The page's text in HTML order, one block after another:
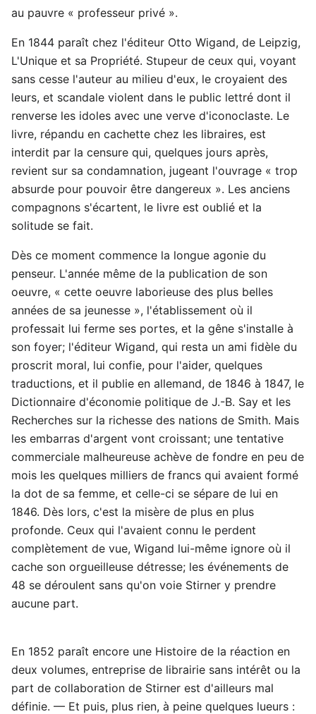
au pauvre « professeur privé ».
En 1844 paraît chez l'éditeur Otto Wigand, de Leipzig,
L'Unique et sa Propriété. Stupeur de ceux qui, voyant
sans cesse l'auteur au milieu d'eux, le croyaient des
leurs, et scandale violent dans le public lettré dont il
renverse les idoles avec une verve d'iconoclaste. Le
livre, répandu en cachette chez les libraires, est
interdit par la censure qui, quelques jours après,
revient sur sa condamnation, jugeant l'ouvrage « trop
absurde pour pouvoir être dangereux ». Les anciens
compagnons s'écartent, le livre est oublié et la
solitude se fait.
Dès ce moment commence la longue agonie du
penseur. L'année même de la publication de son
oeuvre, « cette oeuvre laborieuse des plus belles
années de sa jeunesse », l'établissement où il
professait lui ferme ses portes, et la gêne s'installe à
son foyer; l'éditeur Wigand, qui resta un ami fidèle du
proscrit moral, lui confie, pour l'aider, quelques
traductions, et il publie en allemand, de 1846 à 1847, le
Dictionnaire d'économie politique de J.-B. Say et les
Recherches sur la richesse des nations de Smith. Mais
les embarras d'argent vont croissant; une tentative
commerciale malheureuse achève de fondre en peu de
mois les quelques milliers de francs qui avaient formé
la dot de sa femme, et celle-ci se sépare de lui en
1846. Dès lors, c'est la misère de plus en plus
profonde. Ceux qui l'avaient connu le perdent
complètement de vue, Wigand lui-même ignore où il
cache son orgueilleuse détresse; les événements de
48 se déroulent sans qu'on voie Stirner y prendre
aucune part.
En 1852 paraît encore une Histoire de la réaction en
deux volumes, entreprise de librairie sans intérêt ou la
part de collaboration de Stirner est d'ailleurs mal
définie. — Et puis, plus rien, à peine quelques lueurs :